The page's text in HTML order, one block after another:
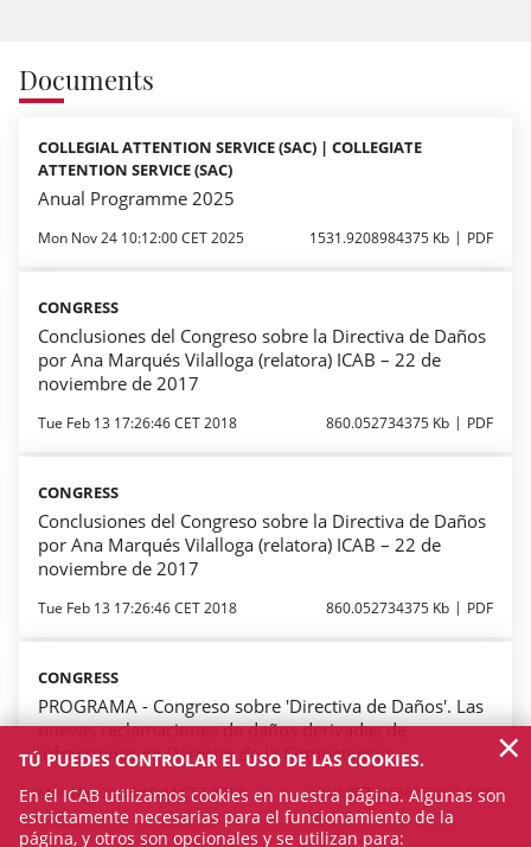
Documents
COLLEGIAL ATTENTION SERVICE (SAC) | COLLEGIATE
ATTENTION SERVICE (SAC)
Anual Programme 2025
Mon Nov 24 10:12:00 CET 2025 1531.9208984375 Kb PDF
CONGRESS
Conclusiones del Congreso sobre la Directiva de Daños
por Ana Marqués Vilalloga (relatora) ICAB – 22 de
noviembre de 2017
Tue Feb 13 17:26:46 CET 2018 860.052734375 Kb PDF
CONGRESS
Conclusiones del Congreso sobre la Directiva de Daños
por Ana Marqués Vilalloga (relatora) ICAB – 22 de
noviembre de 2017
Tue Feb 13 17:26:46 CET 2018 860.052734375 Kb PDF
CONGRESS
PROGRAMA - Congreso sobre 'Directiva de Daños'. Las
nuevas reclamaciones de daños derivadas de
infracciones de Derecho de la Competencia
Mon Nov 20 10:10:44 CET 2017 817.9072265625 Kb PDF
TÚ PUEDES CONTROLAR EL USO DE LAS COOKIES.
En el ICAB utilizamos cookies en nuestra página. Algunas son
estrictamente necesarias para el funcionamiento de la
página, y otros son opcionales y se utilizan para:
×